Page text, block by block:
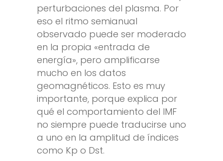
perturbaciones del plasma. Por
eso el ritmo semianual
observado puede ser moderado
en la propia «entrada de
energía», pero amplificarse
mucho en los datos
geomagnéticos. Esto es muy
importante, porque explica por
qué el comportamiento del IMF
no siempre puede traducirse uno
a uno en la amplitud de índices
como Kp o Dst.